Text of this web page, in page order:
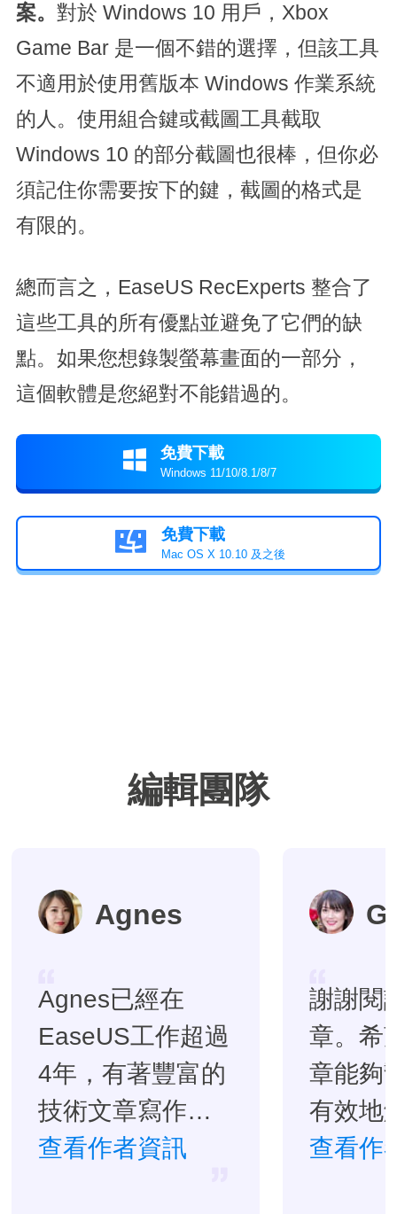
案。 對於 Windows 10 用戶，Xbox
Game Bar 是一個不錯的選擇，但該工具
不適用於使用舊版本 Windows 作業系統
的人。使用組合鍵或截圖工具截取
Windows 10 的部分截圖也很棒，但你必
須記住你需要按下的鍵，截圖的格式是
有限的。
總而言之，EaseUS RecExperts 整合了
這些工具的所有優點並避免了它們的缺
點。如果您想錄製螢幕畫面的一部分，
這個軟體是您絕對不能錯過的。
 免費下載
Windows 11/10/8.1/8/7
 免費下載
Mac OS X 10.10 及之後
編輯團隊
Agnes
Agnes已經在
EaseUS工作超過
4年，有著豐富的
技術文章寫作經
驗。目前，寫過
查看作者資訊
謝謝閱
章。希
章能夠
有效地
題。…
查看作